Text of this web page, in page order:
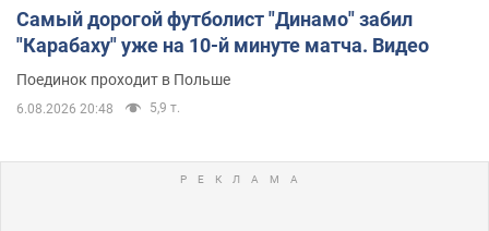
Самый дорогой футболист "Динамо" забил
"Карабаху" уже на 10-й минуте матча. Видео
Поединок проходит в Польше
6.08.2026 20:48 5,9 т.